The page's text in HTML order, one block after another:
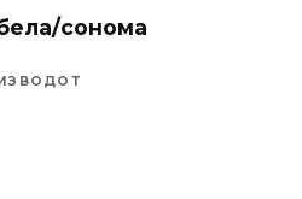
сонома